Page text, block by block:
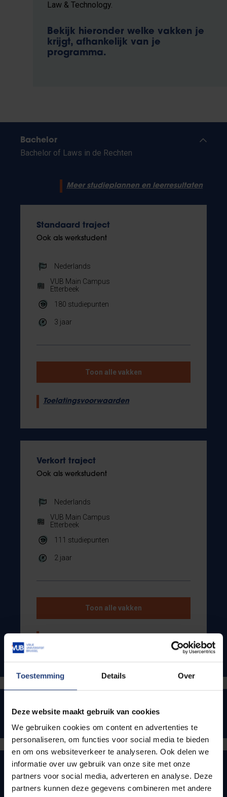
Toestemming Details Over
Deze website maakt gebruik van cookies
We gebruiken cookies om content en advertenties te
personaliseren, om functies voor social media te bieden
en om ons websiteverkeer te analyseren. Ook delen we
informatie over uw gebruik van onze site met onze
partners voor social media, adverteren en analyse. Deze
partners kunnen deze gegevens combineren met andere
Law & Technology.
Bekijk hieronder welke vakken je
krijgt, afhankelijk van je
programma.
Bachelor
Bachelor of Laws in de Rechten
Meer studieplannen en leerresultaten
Standaard traject
Ook als werkstudent
Nederlands
VUB Main Campus
Etterbeek
180 studiepunten
3 jaar
Toon alle vakken
Toelatingsvoorwaarden
Verkort traject
Ook als werkstudent
Nederlands
VUB Main Campus
Etterbeek
111 studiepunten
2 jaar
Toon alle vakken
Schakelprogramma
Voorbereidingsprogramma
Voorbereidingsprogramma Master of Laws in de
Rechten